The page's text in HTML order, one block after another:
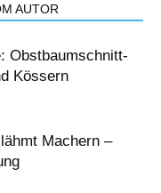
AUTOR
Obstbaumschnitt-
Kössern
Machern –